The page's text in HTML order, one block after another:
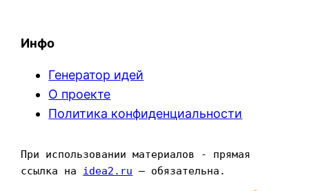
Инфо
Генератор идей
О проекте
Политика конфиденциальности
При использовании материалов - прямая
ссылка на idea2.ru — обязательна.